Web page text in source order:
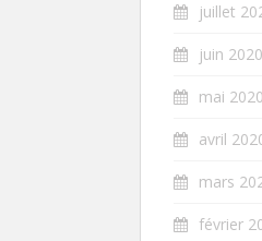
juillet
juin 2020
mai 2020
avril
mars
février